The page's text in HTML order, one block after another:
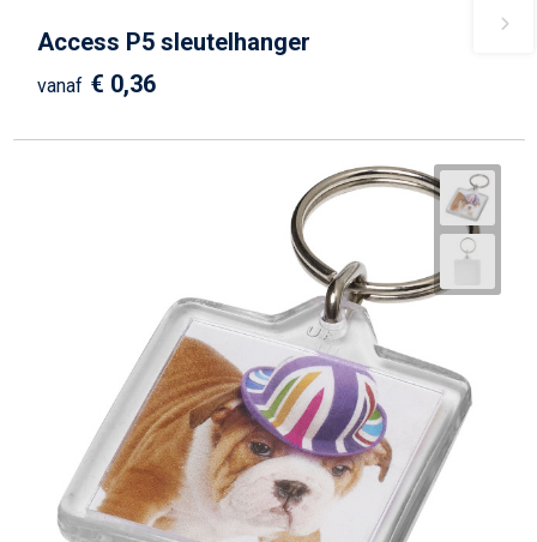
Access P5 sleutelhanger
vanaf € 0,36